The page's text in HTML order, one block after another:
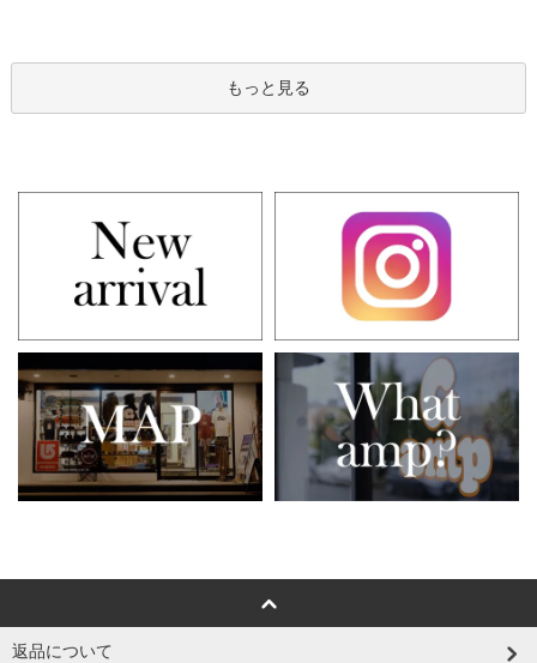
もっと見る
返品について